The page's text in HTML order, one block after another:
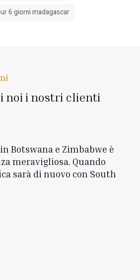
6 giorni madagascar
noi i nostri clienti
Botswana e Zimbabwe è
meravigliosa. Quando
sarà di nuovo con South